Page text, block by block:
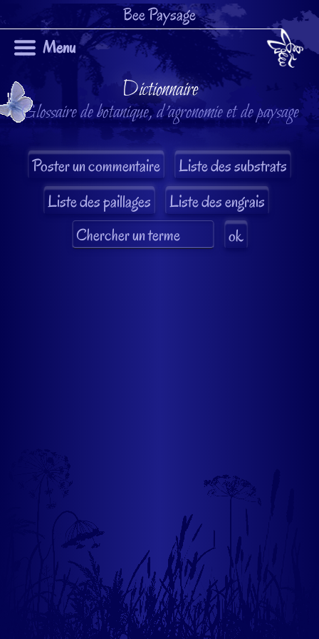
Bee Paysage
Menu
Dictionnaire
Glossaire de botanique, d'agronomie et de paysage
Liste des substrats
Liste des paillages
Liste des engrais